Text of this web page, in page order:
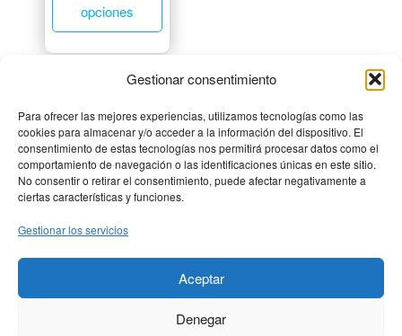
Gestionar consentimiento
Para ofrecer las mejores experiencias, utilizamos tecnologías como las
cookies para almacenar y/o acceder a la información del dispositivo. El
consentimiento de estas tecnologías nos permitirá procesar datos como el
comportamiento de navegación o las identificaciones únicas en este sitio.
No consentir o retirar el consentimiento, puede afectar negativamente a
ciertas características y funciones.
Gestionar los servicios
Aceptar
Denegar
opciones
MENÚ PRINCIPAL
MENÚ LEGAL
DIRECCIÓN